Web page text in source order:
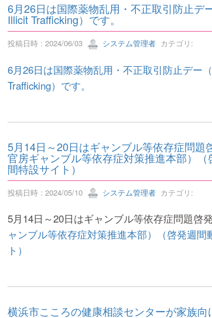
6月26日は国際薬物乱用・不正取引防止デ
Illicit Trafficking）です。
投稿日時 : 2024/06/03 システム管理者カテゴリ:
6月26日は国際薬物乱用・不正取引防止デー
Trafficking）です。
5月14日～20日はギャンブル等依存症問
官房ギャンブル等依存症対策推進本部）
間特設サイト）
投稿日時 : 2024/05/10 システム管理者カテゴリ:
5月14日～20日はギャンブル等依存症問題啓発
ャンブル等依存症対策推進本部）
（啓発週間
ト）
横浜市こころの健康相談センターが家族向